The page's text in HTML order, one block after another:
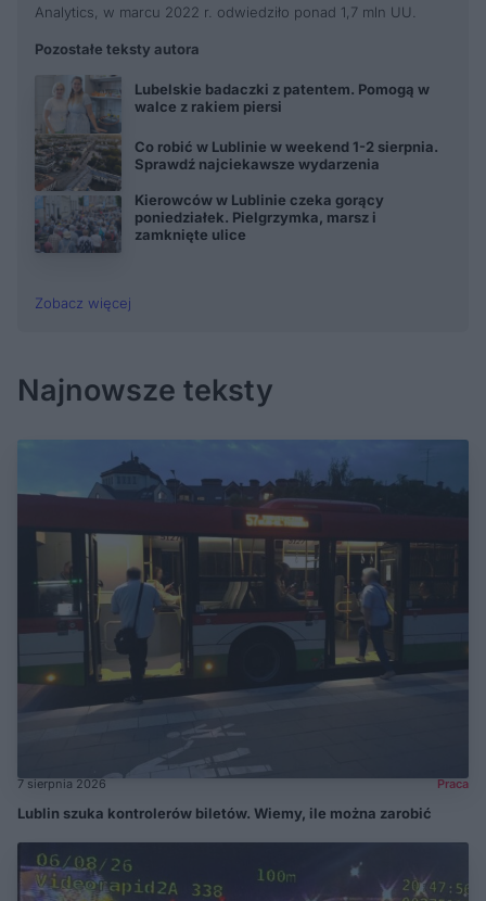
Analytics, w marcu 2022 r. odwiedziło ponad 1,7 mln UU.
Pozostałe teksty autora
Lubelskie badaczki z patentem. Pomogą w
walce z rakiem piersi
Co robić w Lublinie w weekend 1-2 sierpnia.
Sprawdź najciekawsze wydarzenia
Kierowców w Lublinie czeka gorący
poniedziałek. Pielgrzymka, marsz i
zamknięte ulice
Zobacz więcej
Najnowsze teksty
7 sierpnia 2026 Praca
Lublin szuka kontrolerów biletów. Wiemy, ile można zarobić